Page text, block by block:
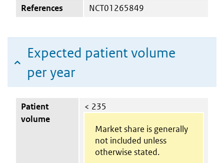
References NCT01265849
Expected patient volume
per year
Patient
volume
< 235
Market share is generally
not included unless
otherwise stated.